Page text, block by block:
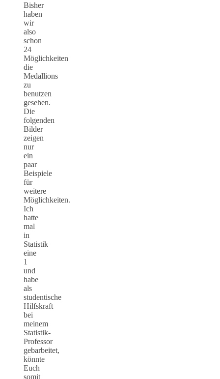
Bisher
haben
wir
also
schon
24
Möglichkeiten
die
Medallions
zu
benutzen
gesehen.
Die
folgenden
Bilder
zeigen
nur
ein
paar
Beispiele
für
weitere
Möglichkeiten.
Ich
hatte
mal
in
Statistik
eine
1
und
habe
als
studentische
Hilfskraft
bei
meinem
Statistik-
Professor
gebarbeitet,
könnte
Euch
somit